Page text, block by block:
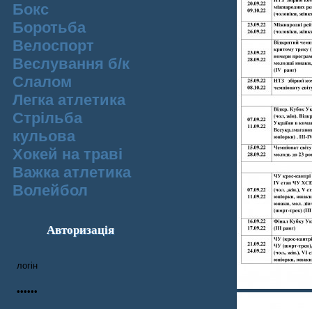
Бокс
Боротьба
Велоспорт
Веслування б/к
Cлалом
Легка атлетика
Стрільба
кульова
Хокей на траві
Важка атлетика
Волейбол
Авторизація